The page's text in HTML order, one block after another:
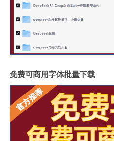
免费可商用字体批量下载